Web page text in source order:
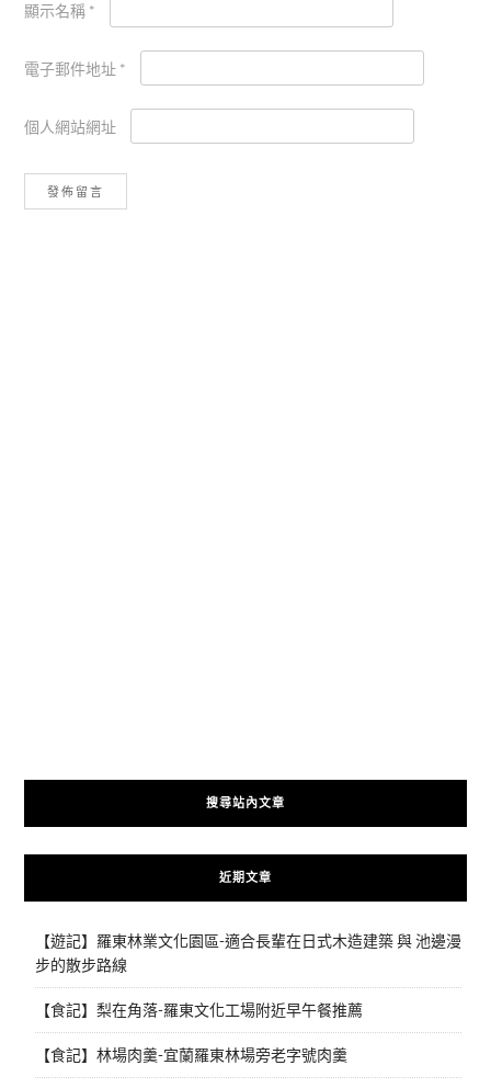
顯示名稱 *
電子郵件地址 *
個人網站網址
搜尋站內文章
近期文章
【遊記】羅東林業文化園區-適合長輩在日式木造建築 與 池邊漫
步的散步路線
【食記】梨在角落-羅東文化工場附近早午餐推薦
【食記】林場肉羹-宜蘭羅東林場旁老字號肉羹